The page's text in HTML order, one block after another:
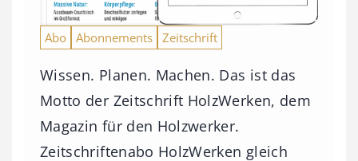
Abo Abonnements Zeitschrift
Wissen. Planen. Machen. Das ist das
Motto der Zeitschrift HolzWerken, dem
Magazin für den Holzwerker.
Zeitschriftenabo HolzWerken gleich